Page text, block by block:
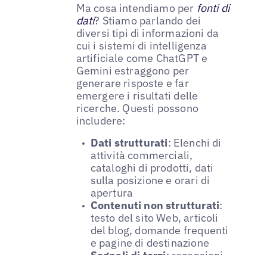
Ma cosa intendiamo per fonti di
dati? Stiamo parlando dei
diversi tipi di informazioni da
cui i sistemi di intelligenza
artificiale come ChatGPT e
Gemini estraggono per
generare risposte e far
emergere i risultati delle
ricerche. Questi possono
includere:
Dati strutturati: Elenchi di
attività commerciali,
cataloghi di prodotti, dati
sulla posizione e orari di
apertura
Contenuti non strutturati:
testo del sito Web, articoli
del blog, domande frequenti
e pagine di destinazione